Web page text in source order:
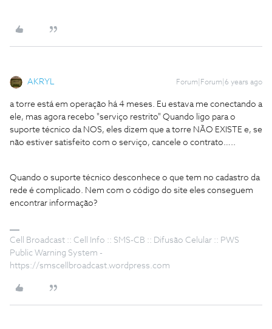
AKRYL Forum|Forum|6 years ago
a torre está em operação há 4 meses. Eu estava me conectando a
ele, mas agora recebo "serviço restrito" Quando ligo para o
suporte técnico da NOS, eles dizem que a torre NÃO EXISTE e, se
não estiver satisfeito com o serviço, cancele o contrato…..
Quando o suporte técnico desconhece o que tem no cadastro da
rede é complicado. Nem com o código do site eles conseguem
encontrar informação?
Cell Broadcast :: Cell Info :: SMS-CB :: Difusão Celular :: PWS
Public Warning System -
https://smscellbroadcast.wordpress.com